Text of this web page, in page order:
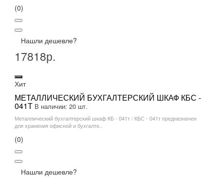
(0)
Нашли дешевле?
17818р.
Хит
МЕТАЛЛИЧЕСКИЙ БУХГАЛТЕРСКИЙ ШКАФ КБС -
041Т В наличии: 20 шт.
Металлический бухгалтерский шкаф КБ - 041т / КБС - 041т предназначен
для хранения офисной и бухгалте..
(0)
Нашли дешевле?